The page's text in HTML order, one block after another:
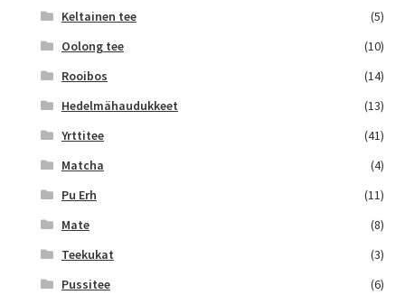
Keltainen tee
(5)
Oolong tee
(10)
Rooibos
(14)
Hedelmähaudukkeet
(13)
Yrttitee
(41)
Matcha
(4)
Pu Erh
(11)
Mate
(8)
Teekukat
(3)
Pussitee
(6)